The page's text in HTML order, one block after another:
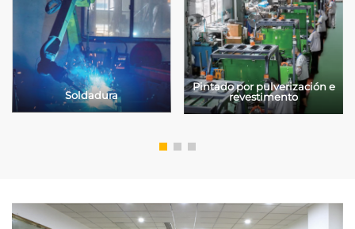
Soldadura
Pintado por pulverización e
revestimento